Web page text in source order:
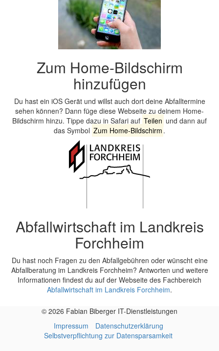
Zum Home-Bildschirm
hinzufügen
Du hast ein iOS Gerät und willst auch dort deine Abfalltermine
sehen können? Dann füge diese Webseite zu deinem Home-
Bildschirm hinzu. Tippe dazu in Safari auf Teilen und dann auf
das Symbol Zum Home-Bildschirm .
Abfallwirtschaft im Landkreis
Forchheim
Du hast noch Fragen zu den Abfallgebühren oder wünscht eine
Abfallberatung im Landkreis Forchheim? Antworten und weitere
Informationen findest du auf der Webseite des Fachbereich
Abfallwirtschaft im Landkreis Forchheim.
© 2026 Fabian Biberger IT-Dienstleistungen
Impressum
Datenschutzerklärung
Selbstverpflichtung zur Datensparsamkeit